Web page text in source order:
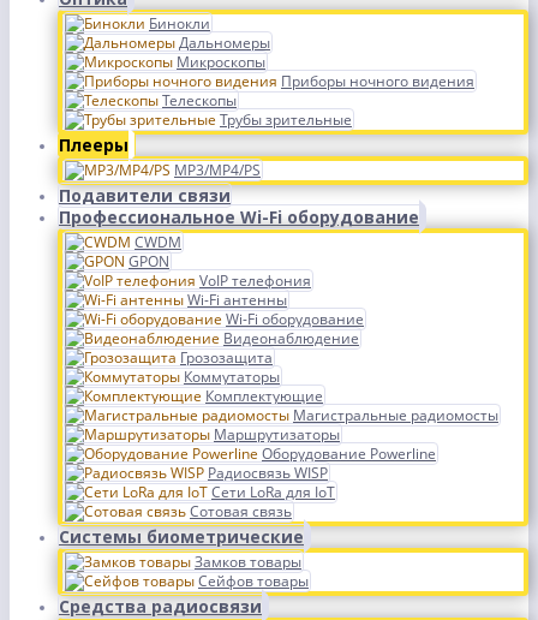
Бинокли
Дальномеры
Микроскопы
Приборы ночного видения
Телескопы
Трубы зрительные
Плееры
MP3/MP4/PS
Подавители связи
Профессиональное Wi-Fi оборудование
CWDM
GPON
VoIP телефония
Wi-Fi антенны
Wi-Fi оборудование
Видеонаблюдение
Грозозащита
Коммутаторы
Комплектующие
Магистральные радиомосты
Маршрутизаторы
Оборудование Powerline
Радиосвязь WISP
Сети LoRa для IoT
Сотовая связь
Системы биометрические
Замков товары
Сейфов товары
Средства радиосвязи